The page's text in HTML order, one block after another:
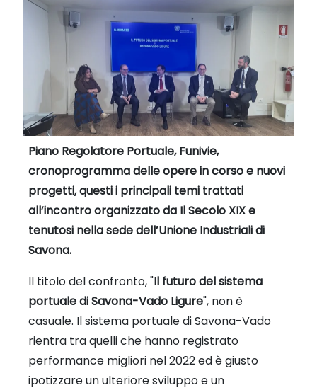
Piano Regolatore Portuale, Funivie,
cronoprogramma delle opere in corso e nuovi
progetti, questi i principali temi trattati
all’incontro organizzato da Il Secolo XIX e
tenutosi nella sede dell’Unione Industriali di
Savona.
Il titolo del confronto, "Il futuro del sistema
portuale di Savona-Vado Ligure", non è
casuale. Il sistema portuale di Savona-Vado
rientra tra quelli che hanno registrato
performance migliori nel 2022 ed è giusto
ipotizzare un ulteriore sviluppo e un